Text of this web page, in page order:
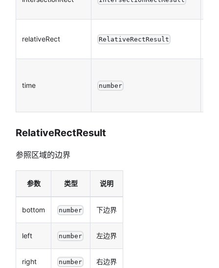
relativeRect RelativeRectResult
time number
RelativeRectResult
参照区域的边界
参数 类型 说明
bottom number 下边界
left number 左边界
right number 右边界